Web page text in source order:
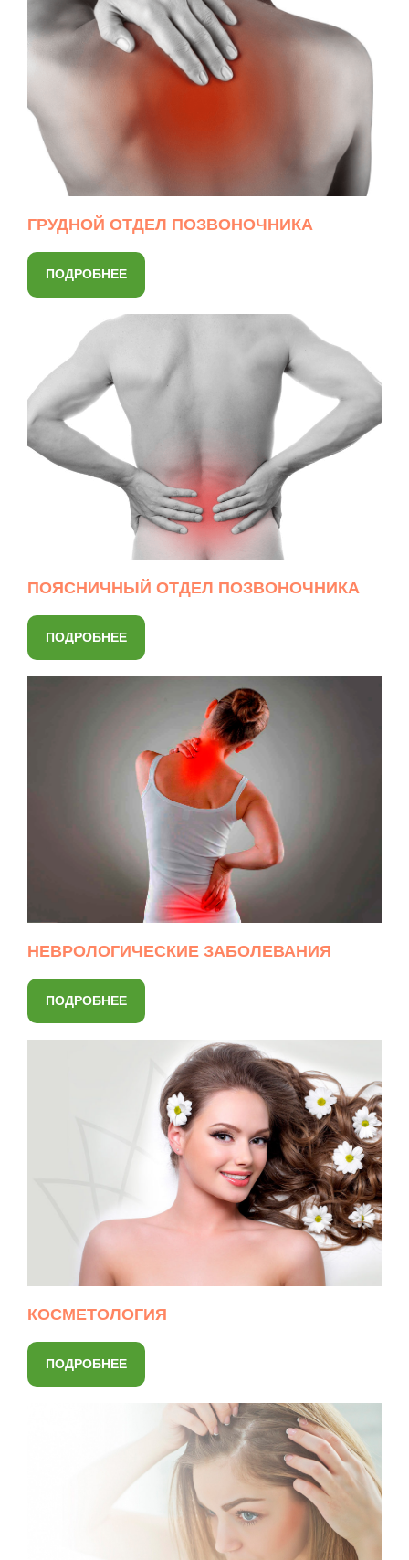
ГРУДНОЙ ОТДЕЛ ПОЗВОНОЧНИКА
ПОДРОБНЕЕ
ПОЯСНИЧНЫЙ ОТДЕЛ ПОЗВОНОЧНИКА
ПОДРОБНЕЕ
НЕВРОЛОГИЧЕСКИЕ ЗАБОЛЕВАНИЯ
ПОДРОБНЕЕ
КОСМЕТОЛОГИЯ
ПОДРОБНЕЕ